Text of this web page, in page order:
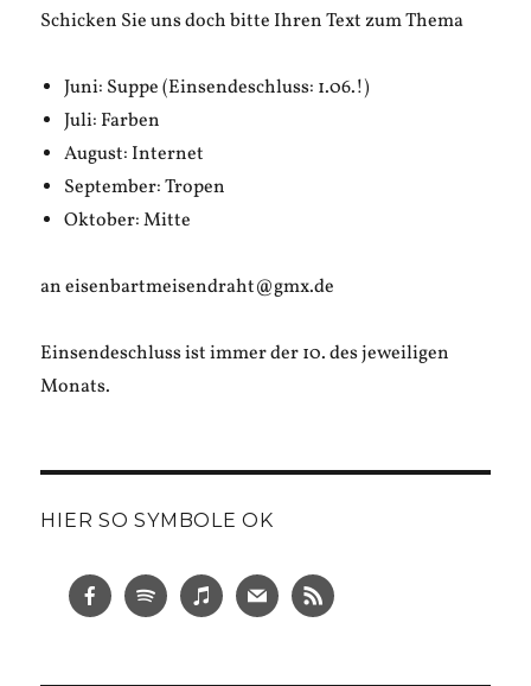
Schicken Sie uns doch bitte Ihren Text zum Thema
Juni: Suppe (Einsendeschluss: 1.06.!)
Juli: Farben
August: Internet
September: Tropen
Oktober: Mitte
an eisenbartmeisendraht@gmx.de
Einsendeschluss ist immer der 10. des jeweiligen
Monats.
HIER SO SYMBOLE OK